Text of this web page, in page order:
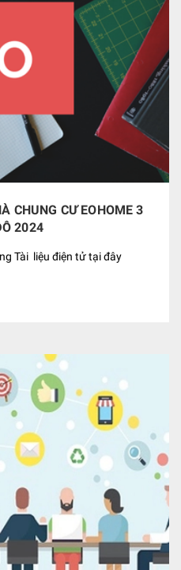
CHUNG CƯ EOHOME 3
2024
Tài liệu điện tử tại đây